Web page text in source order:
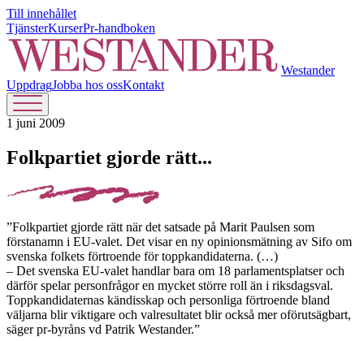
Till innehållet
TjänsterKurserPr-handboken
Westander
UppdragJobba hos ossKontakt
1 juni 2009
Folkpartiet gjorde rätt...
”Folkpartiet gjorde rätt när det satsade på Marit Paulsen som
förstanamn i EU-valet. Det visar en ny opinionsmätning av Sifo om
svenska folkets förtroende för toppkandidaterna. (…)
– Det svenska EU-valet handlar bara om 18 parlamentsplatser och
därför spelar personfrågor en mycket större roll än i riksdagsval.
Toppkandidaternas kändisskap och personliga förtroende bland
väljarna blir viktigare och valresultatet blir också mer oförutsägbart,
säger pr-byråns vd Patrik Westander.”